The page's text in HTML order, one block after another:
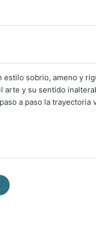
sobrio, ameno y
y su sentido
a paso la trayectoria